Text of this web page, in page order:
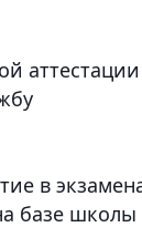
аттестации
в
базе школы